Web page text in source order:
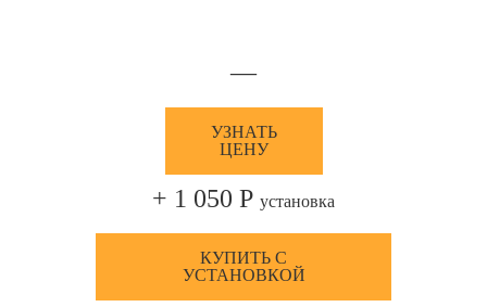
—
УЗНАТЬ
ЦЕНУ
+ 1 050 Р установка
КУПИТЬ С
УСТАНОВКОЙ